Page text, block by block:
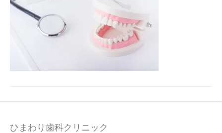
ひまわり歯科クリニック